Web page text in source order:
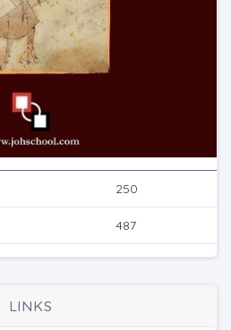
250
487
LINKS